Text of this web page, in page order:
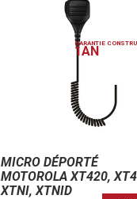
GARANTIE
1AN
MICRO DÉPORTÉ
MOTOROLA XT420,
XTNI, XTNID